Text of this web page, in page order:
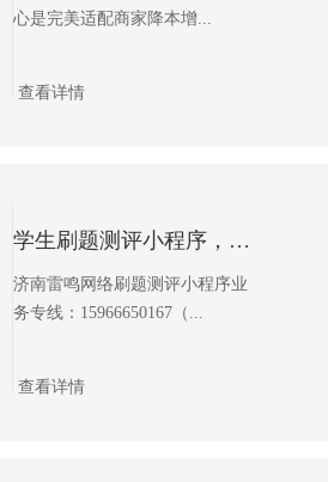
心是完美适配商家降本增...
查看详情
学生刷题测评小程序，轻松搞定各类学业备考
济南雷鸣网络刷题测评小程序业
务专线：15966650167（...
查看详情